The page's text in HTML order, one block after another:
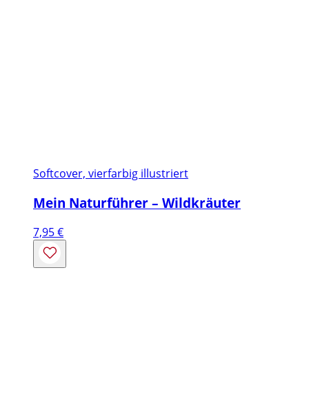
Softcover, vierfarbig illustriert
Mein Naturführer – Wildkräuter
7,95€